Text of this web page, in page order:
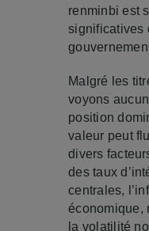
renminbi est
significatives
Malgré les
voyons
position
valeur peut
divers
des taux
centrales,
économique,
la volatilité